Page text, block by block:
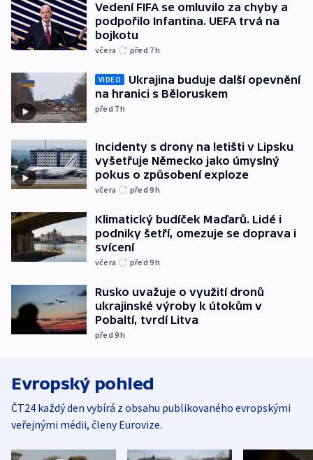
Vedení FIFA se omluvilo za chyby a
podpořilo Infantina. UEFA trvá na
bojkotu
včera před 7h
VIDEO
Ukrajina buduje další opevnění
na hranici s Běloruskem
před 7h
Incidenty s drony na letišti v Lipsku
vyšetřuje Německo jako úmyslný
pokus o způsobení exploze
včera před 9h
Klimatický budíček Maďarů. Lidé i
podniky šetří, omezuje se doprava i
svícení
včera před 9h
Rusko uvažuje o využití dronů
ukrajinské výroby k útokům v
Pobaltí, tvrdí Litva
před 9h
Evropský pohled
ČT24 každý den vybírá z obsahu publikovaného evropskými
veřejnými médii, členy Eurovize.